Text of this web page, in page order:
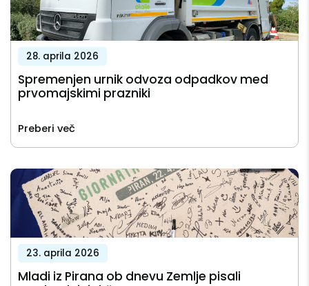
28. aprila 2026
Spremenjen urnik odvoza odpadkov med
prvomajskimi prazniki
Preberi več
23. aprila 2026
Mladi iz Pirana ob dnevu Zemlje pisali